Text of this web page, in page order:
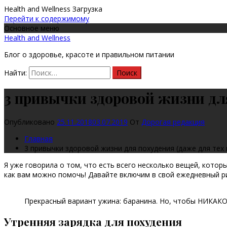
Health and Wellness Загрузка
Перейти к содержимому
Основное меню
Health and Wellness
Блог о здоровье, красоте и правильном питании
Найти:
3 привычки здоровой жизни
Опубликовано 25.11.201803.07.2019 От Дорогая редакция
Главная
3 привычки здоровой жизни для похудения (даже для тех
Я уже говорила о том, что есть всего несколько вещей,
как вам можно помочь! Давайте включим в свой ежедневный
Прекрасный вариант ужина: баранина. Но, чтобы
Утренняя зарядка для похудения